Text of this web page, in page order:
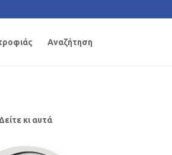
Αναζήτηση
κι αυτά